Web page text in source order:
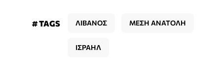
# TAGS ΛΙΒΑΝΟΣ ΜΕΣΗ ΑΝΑΤΟΛΗ
ΙΣΡΑΗΛ